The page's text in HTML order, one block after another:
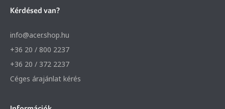
Kérdésed van?
info@acer.shop.hu
+36 20 / 800 2237
+36 20 / 372 2237
Céges árajánlat kérés